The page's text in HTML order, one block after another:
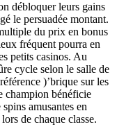
débloquer leurs gains
le persuadée montant.
du prix en bonus
fréquent pourra en
petits casinos. Au
cycle selon le salle de
)’brique sur les
champion bénéficie
amusantes en
de chaque classe.